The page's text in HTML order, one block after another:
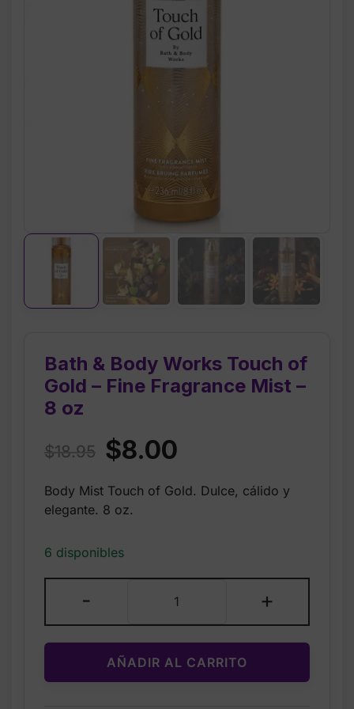
Bath & Body Works Touch of
Gold – Fine Fragrance Mist –
8 oz
$18.95 Original
was:
$8.00
is:
Body Mist Touch of Gold. Dulce, cálido y
elegante. 8 oz.
6 disponibles
-
&
Body
Works
Touch
of
+
AÑADIR AL CARRITO